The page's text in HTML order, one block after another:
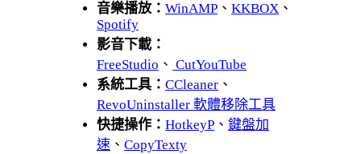
音樂播放： WinAMP 、 KKBOX 、
Spotify
影音下載：
FreeStudio 、 CutYouTube
系統工具： CCleaner 、
RevoUninstaller 軟體移除工具
快捷操作： HotkeyP 、 鍵盤加
速 、 CopyTexty